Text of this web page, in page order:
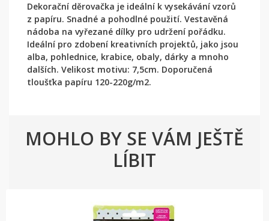
Dekorační děrovačka je ideální k vysekávání vzorů
z papíru. Snadné a pohodlné použití. Vestavěná
nádoba na vyřezané dílky pro udržení pořádku.
Ideální pro zdobení kreativních projektů, jako jsou
alba, pohlednice, krabice, obaly, dárky a mnoho
dalších. Velikost motivu: 7,5cm. Doporučená
tloušťka papíru 120-220g/m2.
MOHLO BY SE VÁM JEŠTĚ
LÍBIT